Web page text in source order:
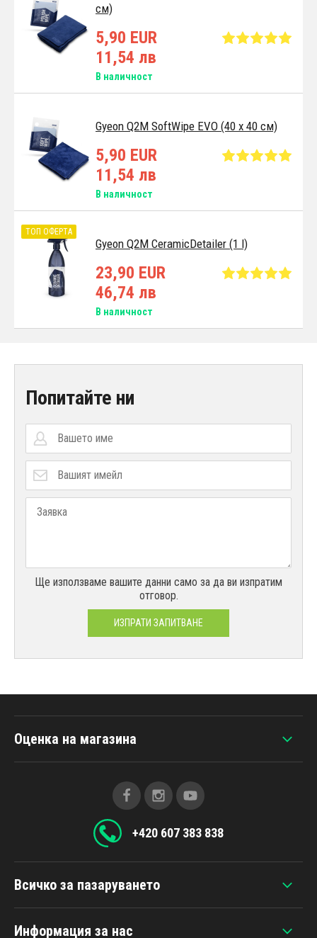
см)
5,90 EUR
11,54 лв
В наличност
Gyeon Q2M SoftWipe EVO (40 x 40 см)
5,90 EUR
11,54 лв
В наличност
Gyeon Q2M CeramicDetailer (1 l)
ТОП ОФЕРТА
23,90 EUR
46,74 лв
В наличност
Попитайте ни
Ще използваме вашите данни само за да ви изпратим
отговор.
ИЗПРАТИ ЗАПИТВАНЕ
Всичко за пазаруването
Информация за нас
Оценка на магазина
+420 607 383 838